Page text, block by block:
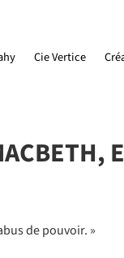
Cie Vertice
de pouvoir. »